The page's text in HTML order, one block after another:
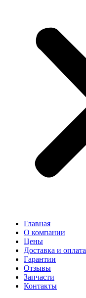
Главная
О компании
Цены
Доставка и оплата
Гарантии
Отзывы
Запчасти
Контакты